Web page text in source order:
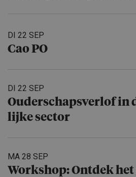
DI 22 SEP
Cao PO
DI 22 SEP
Ouderschaps­verlof in
lijke sector
MA 28 SEP
Workshop: Ontdek het